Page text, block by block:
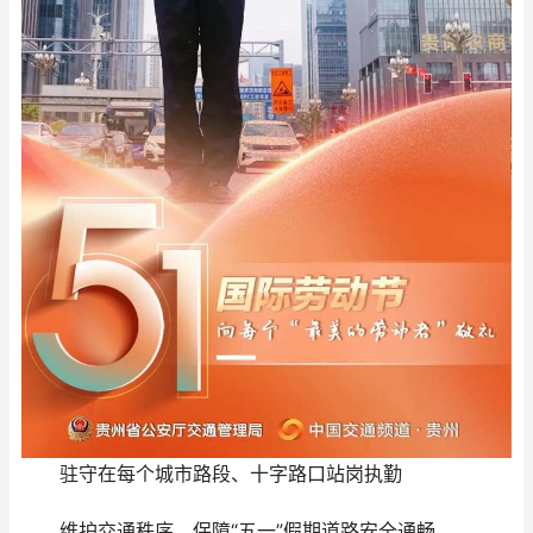
驻守在每个城市路段、十字路口站岗执勤